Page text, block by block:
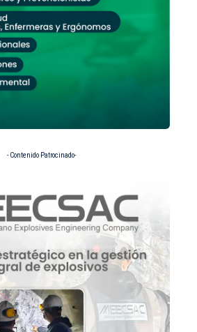
- Contenido Patrocinado-